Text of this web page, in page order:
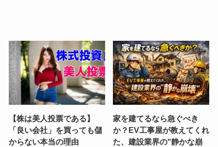
【株は美人投票である】
「良い会社」を買っても儲
からない本当の理由
家を建てるなら急ぐべき
か？EV工事屋が教えてくれ
た、建設業界の"静かな崩